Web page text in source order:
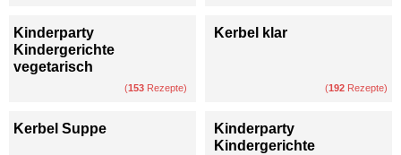
Kinderparty
Kindergerichte
vegetarisch
(153 Rezepte)
Kerbel klar
(192 Rezepte)
Kerbel Suppe
Kinderparty
Kindergerichte